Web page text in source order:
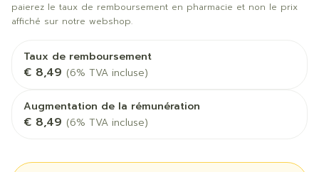
paierez le taux de remboursement en pharmacie et non le prix
affiché sur notre webshop.
Taux de remboursement
€ 8,49 (6% TVA incluse)
Augmentation de la rémunération
€ 8,49 (6% TVA incluse)